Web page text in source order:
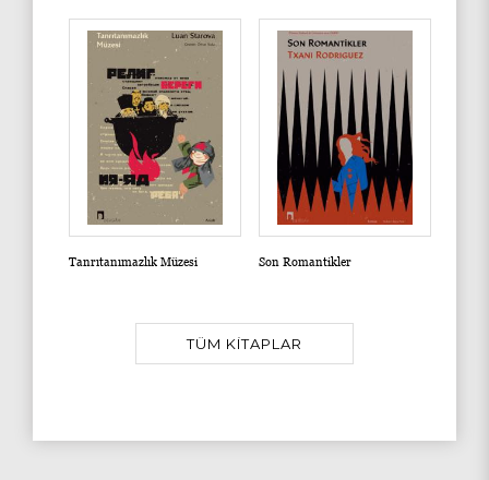
Tanrıtanımazlık Müzesi Son Romantikler
TÜM KİTAPLAR